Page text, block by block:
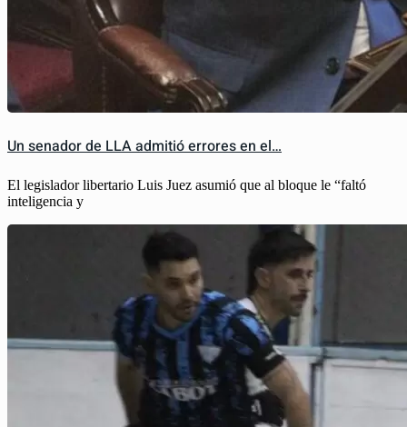
Un senador de LLA admitió errores en el…
El legislador libertario Luis Juez asumió que al bloque le “faltó
inteligencia y